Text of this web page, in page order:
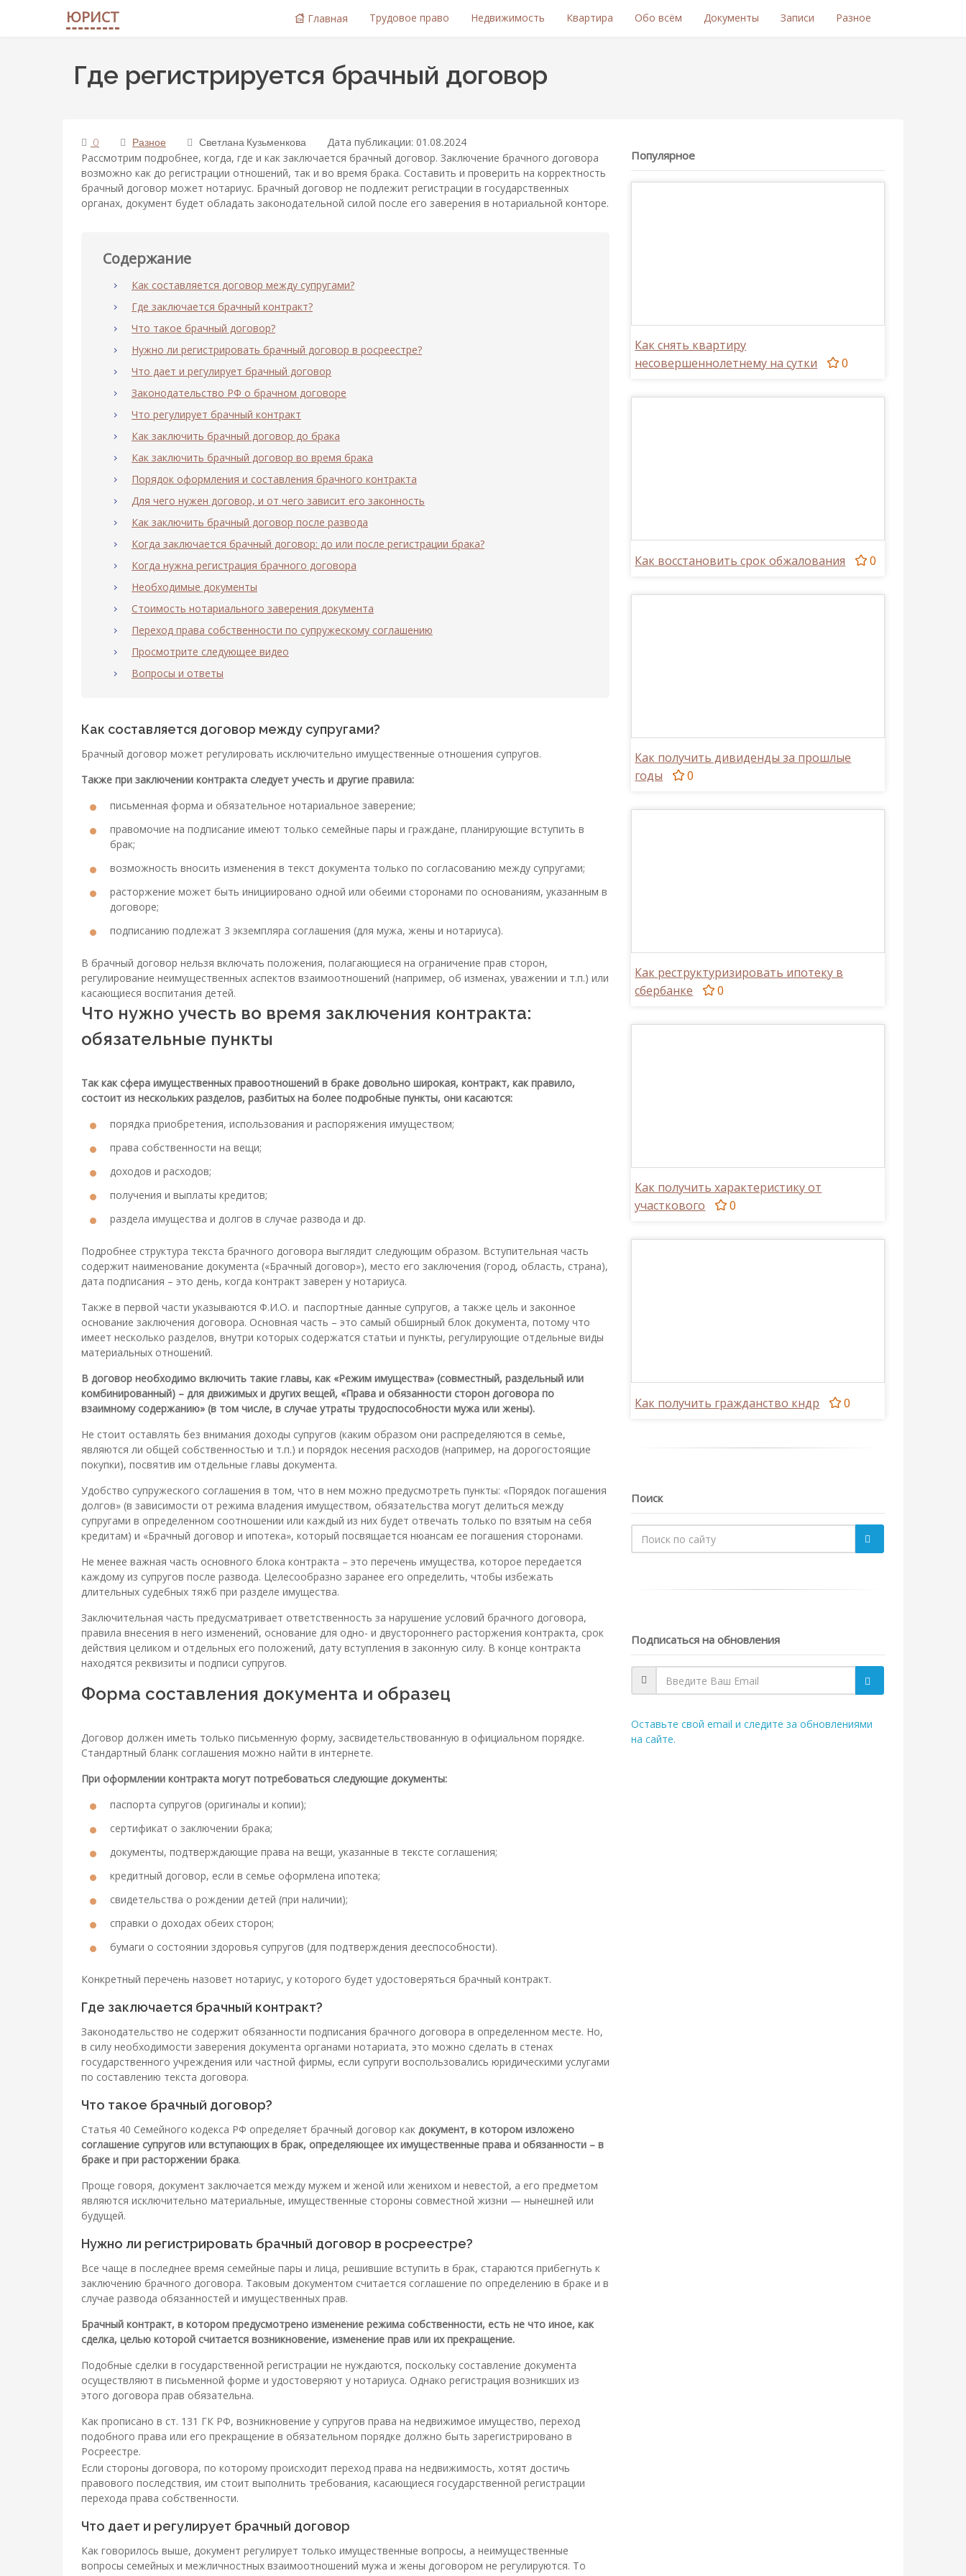
ЮРИСТ Главная Трудовое право Недвижимость Квартира Обо всём Документы Записи Разное
Где регистрируется брачный договор
0 Разное Светлана Кузьменкова
Дата публикации: 01.08.2024
Рассмотрим подробнее, когда, где и как заключается брачный договор. Заключение брачного договора
возможно как до регистрации отношений, так и во время брака. Составить и проверить на корректность
брачный договор может нотариус. Брачный договор не подлежит регистрации в государственных
органах, документ будет обладать законодательной силой после его заверения в нотариальной конторе.
Содержание
Как составляется договор между супругами?
Где заключается брачный контракт?
Что такое брачный договор?
Нужно ли регистрировать брачный договор в росреестре?
Что дает и регулирует брачный договор
Законодательство РФ о брачном договоре
Что регулирует брачный контракт
Как заключить брачный договор до брака
Как заключить брачный договор во время брака
Порядок оформления и составления брачного контракта
Для чего нужен договор, и от чего зависит его законность
Как заключить брачный договор после развода
Когда заключается брачный договор: до или после регистрации брака?
Когда нужна регистрация брачного договора
Необходимые документы
Стоимость нотариального заверения документа
Переход права собственности по супружескому соглашению
Просмотрите следующее видео
Вопросы и ответы
Как составляется договор между супругами?
Брачный договор может регулировать исключительно имущественные отношения супругов.
Также при заключении контракта следует учесть и другие правила:
письменная форма и обязательное нотариальное заверение;
правомочие на подписание имеют только семейные пары и граждане, планирующие вступить в
брак;
возможность вносить изменения в текст документа только по согласованию между супругами;
расторжение может быть инициировано одной или обеими сторонами по основаниям, указанным в
договоре;
подписанию подлежат 3 экземпляра соглашения (для мужа, жены и нотариуса).
В брачный договор нельзя включать положения, полагающиеся на ограничение прав сторон,
регулирование неимущественных аспектов взаимоотношений (например, об изменах, уважении и т.п.) или
касающиеся воспитания детей.
Что нужно учесть во время заключения контракта:
обязательные пункты
Так как сфера имущественных правоотношений в браке довольно широкая, контракт, как правило,
состоит из нескольких разделов, разбитых на более подробные пункты, они касаются:
порядка приобретения, использования и распоряжения имуществом;
права собственности на вещи;
доходов и расходов;
получения и выплаты кредитов;
раздела имущества и долгов в случае развода и др.
Подробнее структура текста брачного договора выглядит следующим образом. Вступительная часть
содержит наименование документа («Брачный договор»), место его заключения (город, область, страна),
дата подписания – это день, когда контракт заверен у нотариуса.
Также в первой части указываются Ф.И.О. и паспортные данные супругов, а также цель и законное
основание заключения договора. Основная часть – это самый обширный блок документа, потому что
имеет несколько разделов, внутри которых содержатся статьи и пункты, регулирующие отдельные виды
материальных отношений.
В договор необходимо включить такие главы, как «Режим имущества» (совместный, раздельный или
комбинированный) – для движимых и других вещей, «Права и обязанности сторон договора по
взаимному содержанию» (в том числе, в случае утраты трудоспособности мужа или жены).
Не стоит оставлять без внимания доходы супругов (каким образом они распределяются в семье,
являются ли общей собственностью и т.п.) и порядок несения расходов (например, на дорогостоящие
покупки), посвятив им отдельные главы документа.
Удобство супружеского соглашения в том, что в нем можно предусмотреть пункты: «Порядок погашения
долгов» (в зависимости от режима владения имуществом, обязательства могут делиться между
супругами в определенном соотношении или каждый из них будет отвечать только по взятым на себя
кредитам) и «Брачный договор и ипотека», который посвящается нюансам ее погашения сторонами.
Не менее важная часть основного блока контракта – это перечень имущества, которое передается
каждому из супругов после развода. Целесообразно заранее его определить, чтобы избежать
длительных судебных тяжб при разделе имущества.
Заключительная часть предусматривает ответственность за нарушение условий брачного договора,
правила внесения в него изменений, основание для одно- и двустороннего расторжения контракта, срок
действия целиком и отдельных его положений, дату вступления в законную силу. В конце контракта
находятся реквизиты и подписи супругов.
Форма составления документа и образец
Договор должен иметь только письменную форму, засвидетельствованную в официальном порядке.
Стандартный бланк соглашения можно найти в интернете.
При оформлении контракта могут потребоваться следующие документы:
паспорта супругов (оригиналы и копии);
сертификат о заключении брака;
документы, подтверждающие права на вещи, указанные в тексте соглашения;
кредитный договор, если в семье оформлена ипотека;
свидетельства о рождении детей (при наличии);
справки о доходах обеих сторон;
бумаги о состоянии здоровья супругов (для подтверждения дееспособности).
Конкретный перечень назовет нотариус, у которого будет удостоверяться брачный контракт.
Где заключается брачный контракт?
Законодательство не содержит обязанности подписания брачного договора в определенном месте. Но,
в силу необходимости заверения документа органами нотариата, это можно сделать в стенах
государственного учреждения или частной фирмы, если супруги воспользовались юридическими услугами
по составлению текста договора.
Что такое брачный договор?
Статья 40 Семейного кодекса РФ определяет брачный договор как документ, в котором изложено
соглашение супругов или вступающих в брак, определяющее их имущественные права и обязанности – в
браке и при расторжении брака.
Проще говоря, документ заключается между мужем и женой или женихом и невестой, а его предметом
являются исключительно материальные, имущественные стороны совместной жизни — нынешней или
будущей.
Нужно ли регистрировать брачный договор в росреестре?
Все чаще в последнее время семейные пары и лица, решившие вступить в брак, стараются прибегнуть к
заключению брачного договора. Таковым документом считается соглашение по определению в браке и в
случае развода обязанностей и имущественных прав.
Брачный контракт, в котором предусмотрено изменение режима собственности, есть не что иное, как
сделка, целью которой считается возникновение, изменение прав или их прекращение.
Подобные сделки в государственной регистрации не нуждаются, поскольку составление документа
осуществляют в письменной форме и удостоверяют у нотариуса. Однако регистрация возникших из
этого договора прав обязательна.
Как прописано в ст. 131 ГК РФ, возникновение у супругов права на недвижимое имущество, переход
подобного права или его прекращение в обязательном порядке должно быть зарегистрировано в
Росреестре.
Если стороны договора, по которому происходит переход права на недвижимость, хотят достичь
правового последствия, им стоит выполнить требования, касающиеся государственной регистрации
перехода права собственности.
Что дает и регулирует брачный договор
Как говорилось выше, документ регулирует только имущественные вопросы, а неимущественные
вопросы семейных и межличностных взаимоотношений мужа и жены договором не регулируются. То
Популярное
Как снять квартиру
несовершеннолетнему на сутки
0
Как восстановить срок обжалования 0
Как получить дивиденды за прошлые
годы
0
Как реструктуризировать ипотеку в
сбербанке
0
Как получить характеристику от
участкового
0
Как получить гражданство кндр 0
Поиск
Подписаться на обновления
Оставьте свой email и следите за обновлениями
на сайте.